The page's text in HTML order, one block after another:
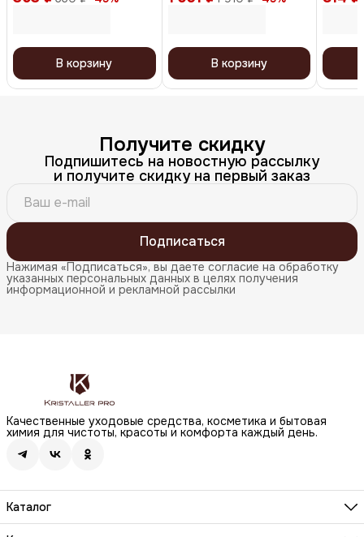
В корзину В корзину
Получите скидку
Подпишитесь на новостную рассылку
и получите скидку на первый заказ
Подписаться
Нажимая «Подписаться», вы даете согласие на обработку
указанных персональных данных в целях получения
информационной и рекламной рассылки
Качественные уходовые средства, косметика и бытовая
химия для чистоты, красоты и комфорта каждый день.
Каталог
Бренды